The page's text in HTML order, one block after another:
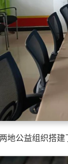
地公益组织搭